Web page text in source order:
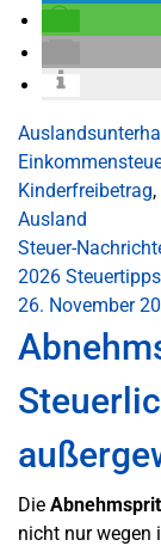
Kinderfreibetrag,
Ausland
Steuer-
2026 Steuertipps
26. November
Die
nicht nur wegen